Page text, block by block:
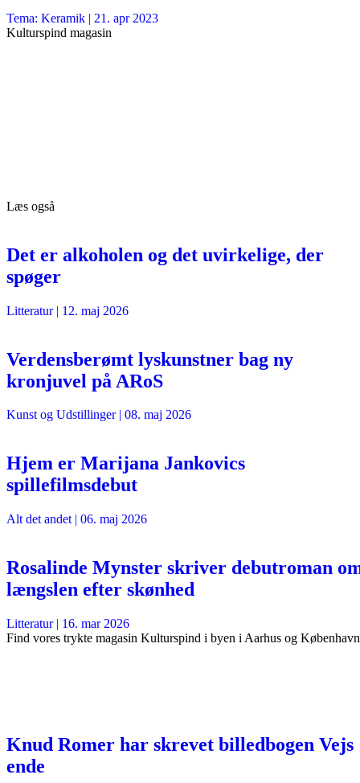
Tema: Keramik | 21. apr 2023
Kulturspind magasin
Læs også
Det er alkoholen og det uvirkelige, der
spøger
Litteratur| 12. maj 2026
Verdensberømt lyskunstner bag ny
kronjuvel på ARoS
Kunst og Udstillinger| 08. maj 2026
Hjem er Marijana Jankovics
spillefilmsdebut
Alt det andet | 06. maj 2026
Rosalinde Mynster skriver debutroman
længslen efter skønhed
Litteratur| 16. mar 2026
Find vores trykte magasin Kulturspind i byen i Aarhus og København
Knud Romer har skrevet billedbogen Vejs
ende